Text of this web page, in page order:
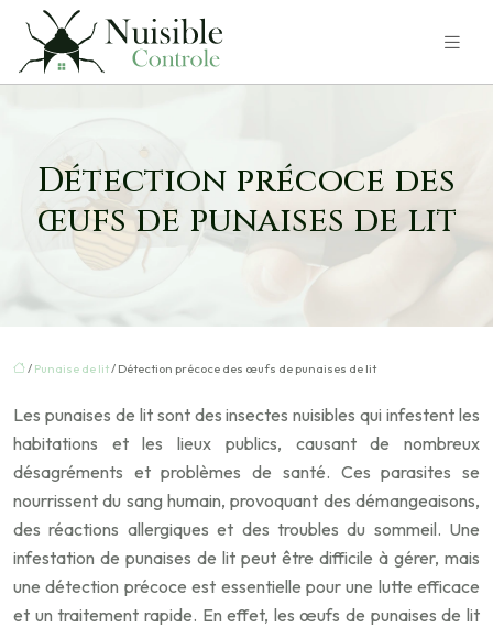
Détection précoce des
œufs de punaises de lit
/ Punaise de lit/ Détection précoce des œufs de punaises de lit
Les punaises de lit sont des insectes nuisibles qui infestent les
habitations et les lieux publics, causant de nombreux
désagréments et problèmes de santé. Ces parasites se
nourrissent du sang humain, provoquant des démangeaisons,
des réactions allergiques et des troubles du sommeil. Une
infestation de punaises de lit peut être difficile à gérer, mais
une détection précoce est essentielle pour une lutte efficace
et un traitement rapide. En effet, les œufs de punaises de lit